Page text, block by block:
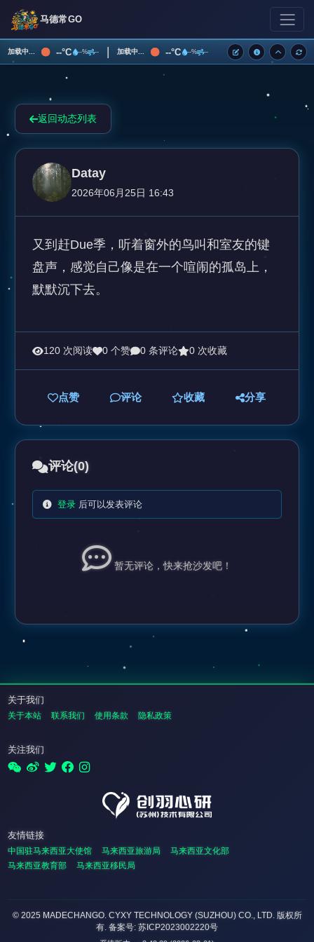
马德常GO
加载中... --°C --% -- | 加载中... --°C --% --
返回动态列表
Datay
2026年06月25日 16:43
又到赶Due季，听着窗外的鸟叫和室友的键
盘声，感觉自己像是在一个喧闹的孤岛上，
默默沉下去。
120 次阅读 0 个赞 0 条评论 0 次收藏
点赞 评论 收藏 分享
评论(0)
登录后可以发表评论
暂无评论，快来抢沙发吧！
关于我们
关于本站 联系我们 使用条款 隐私政策
关注我们
友情链接
中国驻马来西亚大使馆 马来西亚旅游局
马来西亚文化部
马来西亚教育部
马来西亚移民局
© 2025 MADECHANGO. CYXY TECHNOLOGY (SUZHOU) CO., LTD. 版权所
有. 备案号: 苏ICP2023002220号